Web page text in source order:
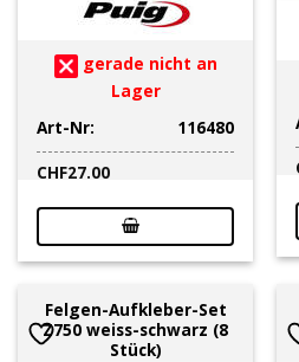
gerade nicht an
Lager
Art-Nr:
116480
CHF27.00
Felgen-Aufkleber-Set
Z750 weiss-schwarz (8
Stück)